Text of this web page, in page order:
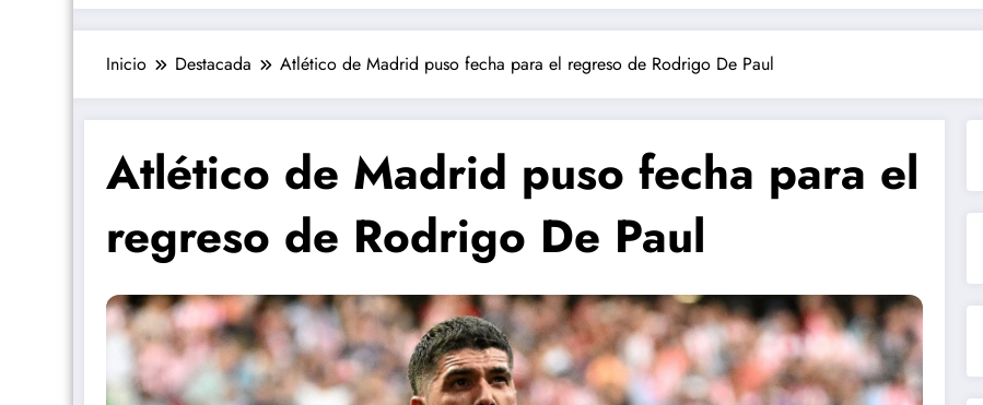
Inicio Destacada Atlético de Madrid puso fecha para el regreso de Rodrigo De Paul
Atlético de Madrid puso fecha para el
regreso de Rodrigo De Paul